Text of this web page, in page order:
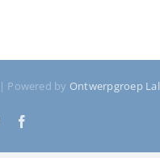
Powered by Ontwerpgroep